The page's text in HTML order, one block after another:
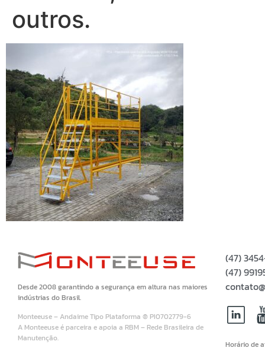
outros.
Desde 2008 garantindo a segurança em altura nas maiores
indústrias do Brasil.
Monteeuse – Andaime Tipo Plataforma ® PI0702779-6
A Monteeuse é parceira e apoia a RBM – Rede Brasileira de
Manutenção.
(47)
(47)
Horário de